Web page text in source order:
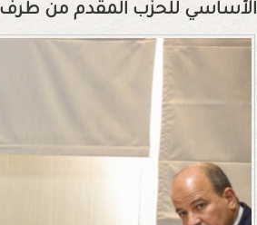
الأساسي للحزب المقدم من طرف